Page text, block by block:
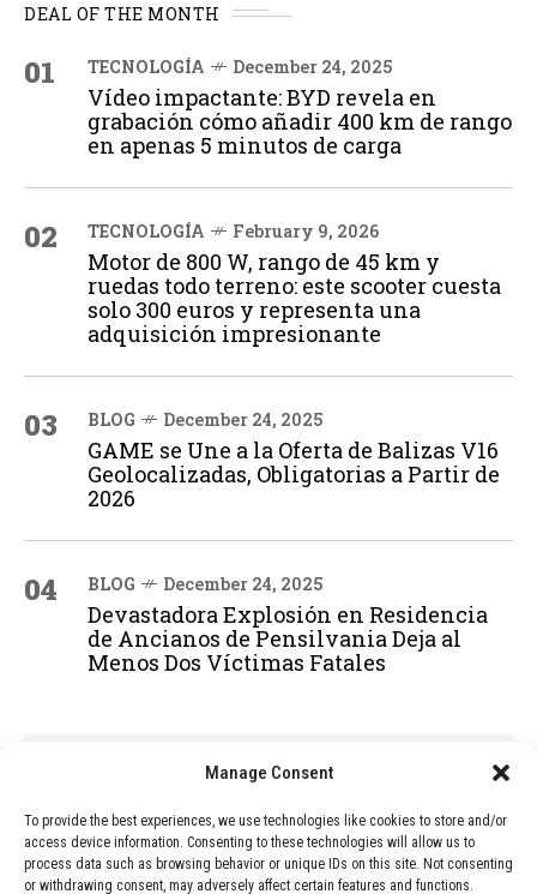
Manage Consent
To provide the best experiences, we use technologies like cookies to store and/or
access device information. Consenting to these technologies will allow us to
process data such as browsing behavior or unique IDs on this site. Not consenting
or withdrawing consent, may adversely affect certain features and functions.
DEAL OF THE MONTH
01 TECNOLOGÍA December 24, 2025
Vídeo impactante: BYD revela en
grabación cómo añadir 400 km de rango
en apenas 5 minutos de carga
02 TECNOLOGÍA February 9, 2026
Motor de 800 W, rango de 45 km y
ruedas todo terreno: este scooter cuesta
solo 300 euros y representa una
adquisición impresionante
03 BLOG December 24, 2025
GAME se Une a la Oferta de Balizas V16
Geolocalizadas, Obligatorias a Partir de
2026
04 BLOG December 24, 2025
Devastadora Explosión en Residencia
de Ancianos de Pensilvania Deja al
Menos Dos Víctimas Fatales